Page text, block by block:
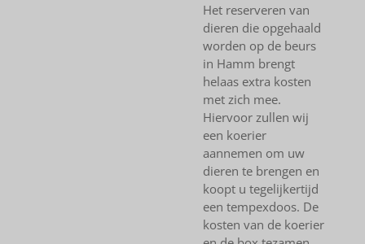
Het reserveren van
dieren die opgehaald
worden op de beurs
in Hamm brengt
helaas extra kosten
met zich mee.
Hiervoor zullen wij
een koerier
aannemen om uw
dieren te brengen en
koopt u tegelijkertijd
een tempexdoos. De
kosten van de koerier